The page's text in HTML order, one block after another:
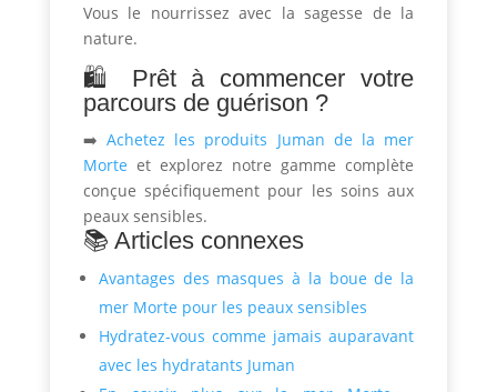
Vous le nourrissez avec la sagesse de la
nature.
🛍️ Prêt à commencer votre
parcours de guérison ?
➡️ Achetez les produits Juman de la mer
Morte et explorez notre gamme complète
conçue spécifiquement pour les soins aux
peaux sensibles.
📚 Articles connexes
Avantages des masques à la boue de la
mer Morte pour les peaux sensibles
Hydratez-vous comme jamais auparavant
avec les hydratants Juman